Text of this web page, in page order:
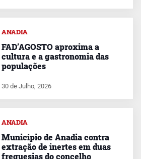
ANADIA
FAD’AGOSTO aproxima a
cultura e a gastronomia das
populações
30 de Julho, 2026
ANADIA
Município de Anadia contra
extração de inertes em duas
freguesias do concelho